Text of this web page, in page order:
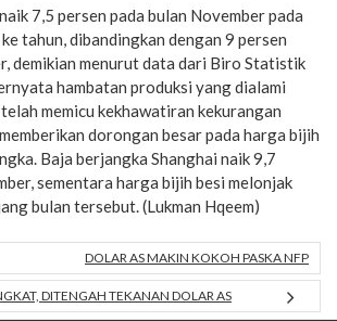
7,5 persen pada bulan November pada
tahun, dibandingkan dengan 9 persen
demikian menurut data dari Biro Statistik
hambatan produksi yang dialami
memicu kekhawatiran kekurangan
dorongan besar pada harga bijih
Baja berjangka Shanghai naik 9,7
sementara harga bijih besi melonjak
bulan tersebut. (Lukman Hqeem)
DOLAR AS MAKIN KOKOH PASKA NFP
DITENGAH TEKANAN DOLAR AS